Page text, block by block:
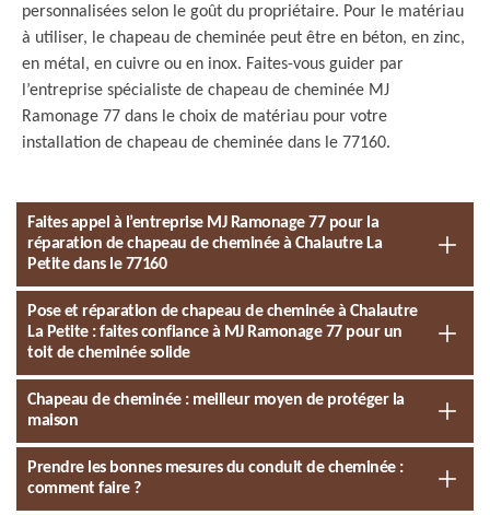
personnalisées selon le goût du propriétaire. Pour le matériau
à utiliser, le chapeau de cheminée peut être en béton, en zinc,
en métal, en cuivre ou en inox. Faites-vous guider par
l’entreprise spécialiste de chapeau de cheminée MJ
Ramonage 77 dans le choix de matériau pour votre
installation de chapeau de cheminée dans le 77160.
Faites appel à l’entreprise MJ Ramonage 77 pour la
réparation de chapeau de cheminée à Chalautre La
Petite dans le 77160
Pose et réparation de chapeau de cheminée à Chalautre
La Petite : faites confiance à MJ Ramonage 77 pour un
toit de cheminée solide
Chapeau de cheminée : meilleur moyen de protéger la
maison
Prendre les bonnes mesures du conduit de cheminée :
comment faire ?